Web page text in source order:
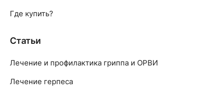
Где купить?
Статьи
Лечение и профилактика гриппа и ОРВИ
Лечение герпеса